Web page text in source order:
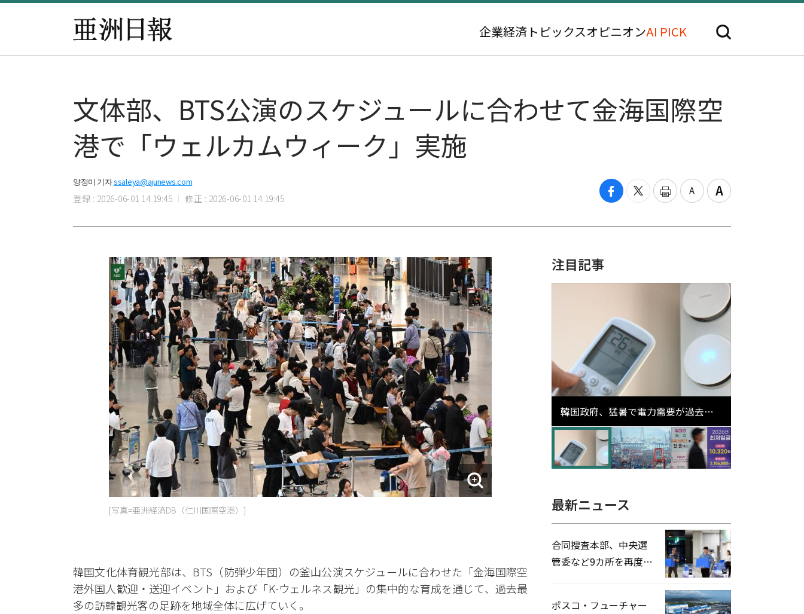
企業経済 トピックスオピニオンAI PICK
文体部、BTS公演のスケジュールに合わせて金海国際空
港で「ウェルカムウィーク」実施
양정미 기자ssaleya@ajunews.com
登録 : 2026-06-01 14:19:45 修正 : 2026-06-01 14:19:45
[写真=亜洲経済DB（仁川国際空港）]
韓国文化体育観光部は、BTS（防弾少年団）の釜山公演スケジュールに合わせた「金海国際空
港外国人歓迎・送迎イベント」および「K-ウェルネス観光」の集中的な育成を通じて、過去最
多の訪韓観光客の足跡を地域全体に広げていく。
注目記事
韓国政府、猛暑で電力需要が過去最
高更新の可能性に需給対応体制を点
検
最新ニュース
合同捜査本部、中央選
管委など9カ所を再度家
ポスコ・フューチャー